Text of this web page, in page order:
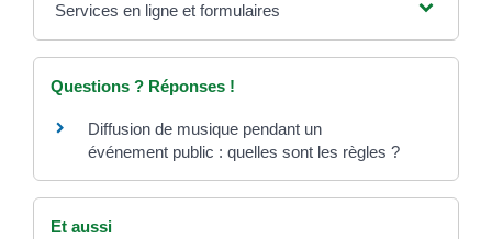
Services en ligne et formulaires
Questions ? Réponses !
Diffusion de musique pendant un
événement public : quelles sont les règles ?
Et aussi